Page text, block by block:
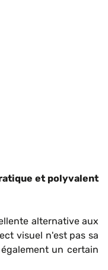
et polyvalent
alternative aux
visuel n'est pas sa
un certain